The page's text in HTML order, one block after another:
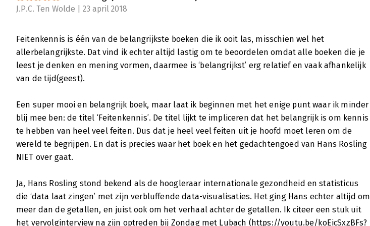
Feitenkennis - 'Laat je anders naar beweringen kijken'
Onze kennis van de wereld is verouderd. Daarom denken we dat het veel slechter
met de wereld gaat, bijvoorbeeld als het gaat om educatie van meisjes, dan de
werkelijkheid is.
Lees verder
J.P.C. Ten Wolde | 23 april 2018
Feitenkennis is één van de belangrijkste boeken die ik ooit las, misschien wel het
allerbelangrijkste. Dat vind ik echter altijd lastig om te beoordelen omdat alle boeken die je
leest je denken en mening vormen, daarmee is ‘belangrijkst’ erg relatief en vaak afhankelijk
van de tijd(geest).
Een super mooi en belangrijk boek, maar laat ik beginnen met het enige punt waar ik minder
blij mee ben: de titel ‘Feitenkennis’. De titel lijkt te impliceren dat het belangrijk is om kennis
te hebben van heel veel feiten. Dus dat je heel veel feiten uit je hoofd moet leren om de
wereld te begrijpen. En dat is precies waar het boek en het gedachtengoed van Hans Rosling
NIET over gaat.
Ja, Hans Rosling stond bekend als de hoogleraar internationale gezondheid en statisticus
die ‘data laat zingen’ met zijn verbluffende data-visualisaties. Het ging Hans echter altijd om
meer dan de getallen, en juist ook om het verhaal achter de getallen. Ik citeer een stuk uit
het vervolginterview na zijn optreden bij Zondag met Lubach (https://youtu.be/koEicSxzBFs?